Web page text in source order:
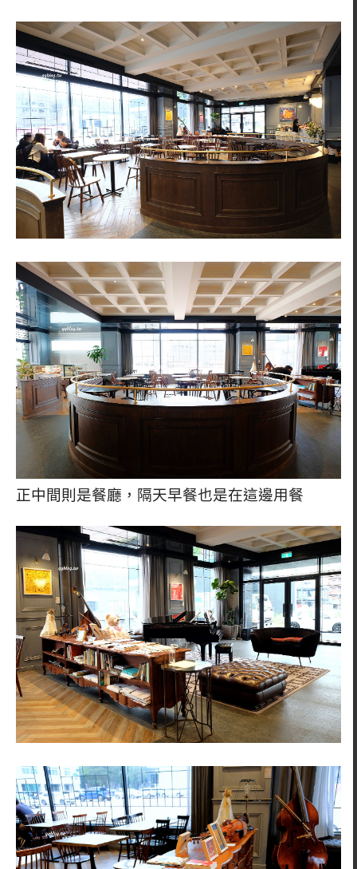
正中間則是餐廳，隔天早餐也是在這邊用餐